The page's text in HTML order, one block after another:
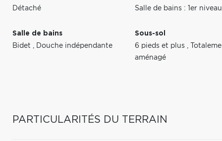
Détaché
Salle de bains : 1er
Salle de bains
Bidet , Douche indépendante
Sous-sol
6 pieds et plus ,
aménagé
PARTICULARITÉS DU TERRAIN